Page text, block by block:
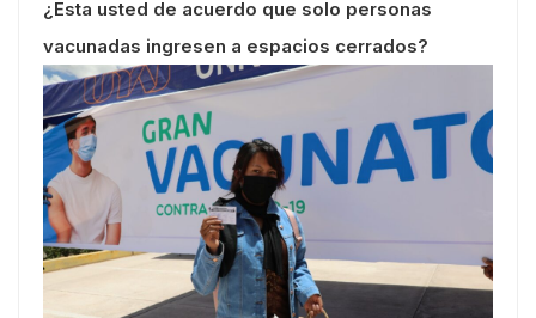
¿Esta usted de acuerdo que solo personas
vacunadas ingresen a espacios cerrados?